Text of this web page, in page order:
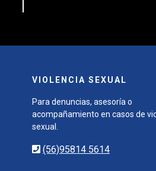
VIOLENCIA SEXUAL
Para denuncias, asesoría o
acompañamiento en casos de
sexual.
(56)95814 5614